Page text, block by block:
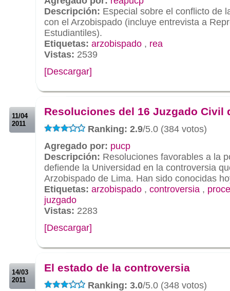
Descripción: Especial sobre el conflicto de
con el Arzobispado (incluye entrevista a
Estudiantiles).
Etiquetas: arzobispado , rea
Vistas: 2539
[Descargar]
11/04
2011
Resoluciones del 16 Juzgado Civil
Ranking: 2.9/5.0 (384 votos)
Agregado por: pucp
Descripción: Resoluciones favorables a la
defiende la Universidad en la controversia
Arzobispado de Lima. Han sido conocidas
Etiquetas: arzobispado , controversia ,
juzgado
Vistas: 2283
[Descargar]
14/03
2011
El estado de la controversia
Ranking: 3.0/5.0 (348 votos)